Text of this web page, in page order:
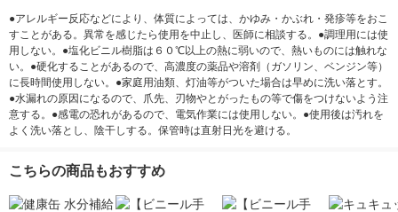
●アレルギー反応などにより、体質によっては、かゆみ・かぶれ・発疹等をおこ
すことがある。異常を感じたら使用を中止し、医師に相談する。●調理用には使
用しない。●塩化ビニル樹脂は６０℃以上の熱に弱いので、熱いものには触れな
い。●硬化することがあるので、高濃度の薬品や溶剤（ガソリン、ベンジン等）
に長時間使用しない。●家庭用油類、灯油等がついた場合は早めに洗い落とす。
●水漏れの原因になるので、爪先、刃物やとがったもの等で傷をつけないよう注
意する。●感電の恐れがあるので、電気作業には使用しない。●使用後は汚れを
よく洗い落とし、陰干しする。保管時は直射日光を避ける。
こちらの商品もおすすめ